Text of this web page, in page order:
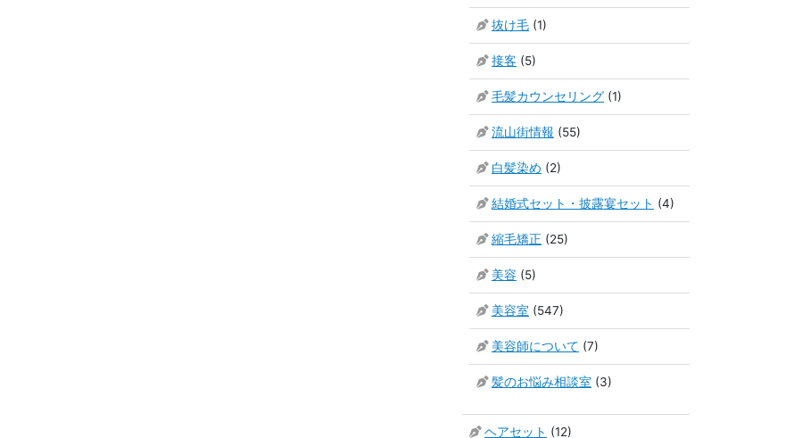
抜け毛 (1)
接客 (5)
毛髪カウンセリング (1)
流山街情報 (55)
白髪染め (2)
結婚式セット・披露宴セット (4)
縮毛矯正 (25)
美容 (5)
美容室 (547)
美容師について (7)
髪のお悩み相談室 (3)
ヘアセット (12)